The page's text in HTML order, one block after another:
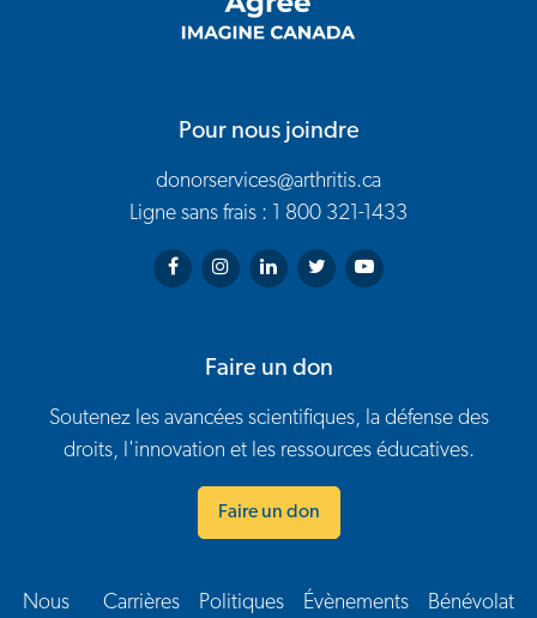
Pour nous joindre
donorservices@arthritis.ca
Ligne sans frais : 1 800 321-1433
Arthritis Society on Facebook
Arthritis Society on Instagram
Arthritis Society on LinkedIn
Arthritis Society on Twitter
Arthritis Society on
Faire un don
Soutenez les avancées scientifiques, la défense des
droits, l'innovation et les ressources éducatives.
Faire un don
Nous Carrières Politiques Évènements Bénévolat